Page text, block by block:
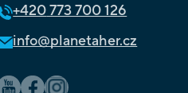
+420773 700 126
info@planetaher.cz